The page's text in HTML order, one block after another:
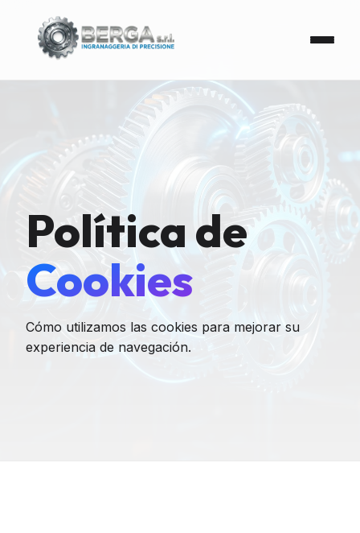
Política de
Cookies
Cómo utilizamos las cookies para mejorar su
experiencia de navegación.